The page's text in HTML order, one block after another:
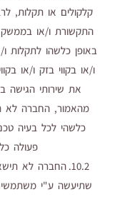
קלקולים או תקלות,
התקשורת ו/או
באופן כלשהו לתקלות
ו/או בקווי בזק ו/או
את שירותי הגישה
מהאמור, החברה לא
כלשהי לכל בעיה
פעולה
10.2. החברה לא
שתיעשה ע"י